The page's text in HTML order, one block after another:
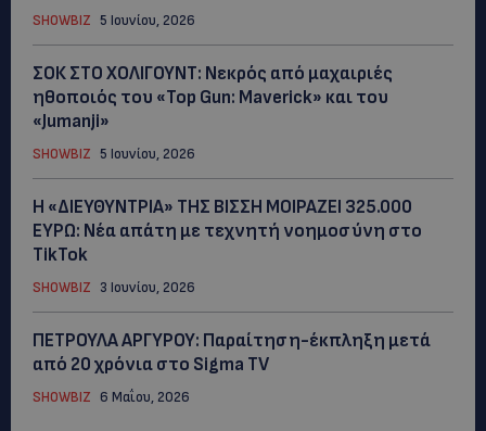
SHOWBIZ 5 Ιουνίου, 2026
ΣΟΚ ΣΤΟ ΧΟΛΙΓΟΥΝΤ: Νεκρός από μαχαιριές
ηθοποιός του «Top Gun: Maverick» και του
«Jumanji»
SHOWBIZ 5 Ιουνίου, 2026
Η «ΔΙΕΥΘΥΝΤΡΙΑ» ΤΗΣ ΒΙΣΣΗ ΜΟΙΡΑΖΕΙ 325.000
ΕΥΡΩ: Νέα απάτη με τεχνητή νοημοσύνη στο
TikTok
SHOWBIZ 3 Ιουνίου, 2026
ΠΕΤΡΟΥΛΑ ΑΡΓΥΡΟΥ: Παραίτηση-έκπληξη μετά
από 20 χρόνια στο Sigma TV
SHOWBIZ 6 Μαΐου, 2026